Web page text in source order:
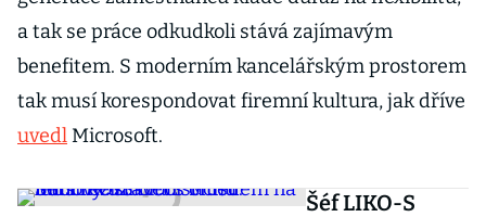
a tak se práce odkudkoli stává zajímavým
benefitem. S moderním kancelářským prostorem
tak musí korespondovat firemní kultura, jak dříve
uvedlMicrosoft.
Šéf LIKO-S